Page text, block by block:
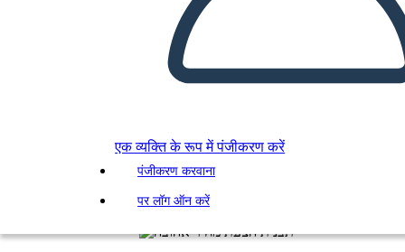
एक व्यक्ति के रूप में पंजीकरण करें
पंजीकरण करवाना
पर लॉग ऑन करें